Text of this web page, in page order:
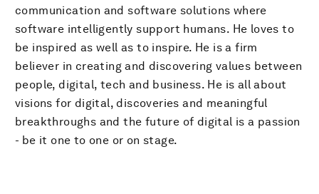
communication and software solutions where
software intelligently support humans. He loves to
be inspired as well as to inspire. He is a firm
believer in creating and discovering values between
people, digital, tech and business. He is all about
visions for digital, discoveries and meaningful
breakthroughs and the future of digital is a passion
- be it one to one or on stage.